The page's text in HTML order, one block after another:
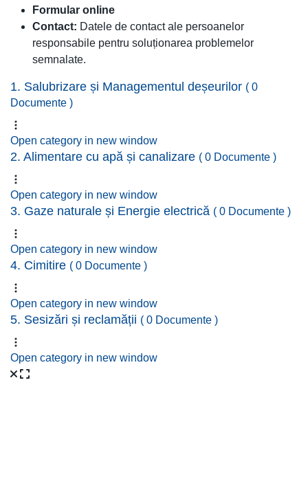
Formular online
Contact: Datele de contact ale persoanelor
responsabile pentru soluționarea problemelor
semnalate.
1. Salubrizare și Managementul deșeurilor ( 0
Documente )
Open category in new window
2. Alimentare cu apă și canalizare ( 0 Documente )
Open category in new window
3. Gaze naturale și Energie electrică ( 0 Documente )
Open category in new window
4. Cimitire ( 0 Documente )
Open category in new window
5. Sesizări și reclamății ( 0 Documente )
Open category in new window